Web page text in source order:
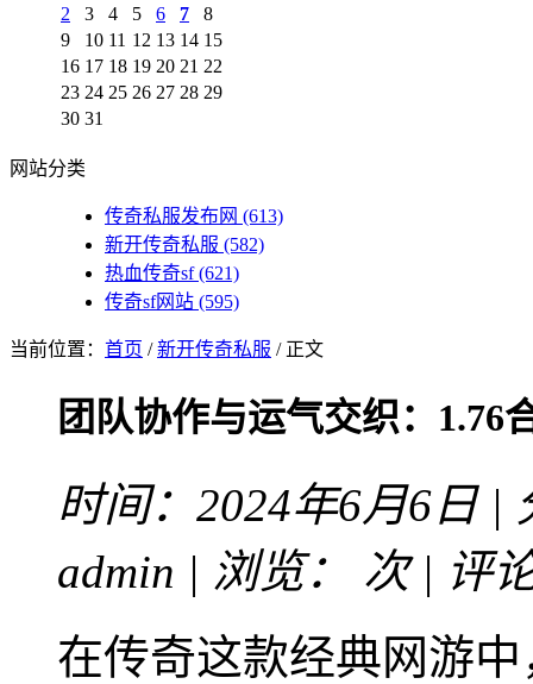
2
3 4 5 6 7
8
9
10 11 12 13 14 15
16 17 18 19 20 21 22
23 24 25 26 27 28 29
30 31
网站分类
传奇私服发布网 (613)
新开传奇私服 (582)
热血传奇sf(621)
传奇sf网站 (595)
当前位置： 首页 /新开传奇私服 / 正文
团队协作与运气交织：1.76
时间：2024年6月6日 |
admin | 浏览：
次 | 评
在传奇这款经典网游